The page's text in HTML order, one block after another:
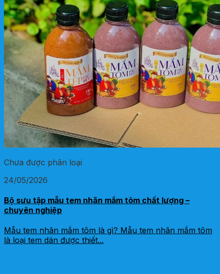
Chưa được phân loại
24/05/2026
Bộ sưu tập mẫu tem nhãn mắm tôm chất lượng –
chuyên nghiệp
Mẫu tem nhãn mắm tôm là gì? Mẫu tem nhãn mắm tôm
là loại tem dán được thiết...